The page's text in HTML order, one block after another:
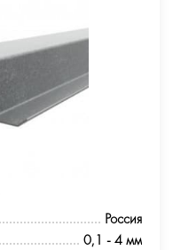
Россия
0,1 - 4 мм